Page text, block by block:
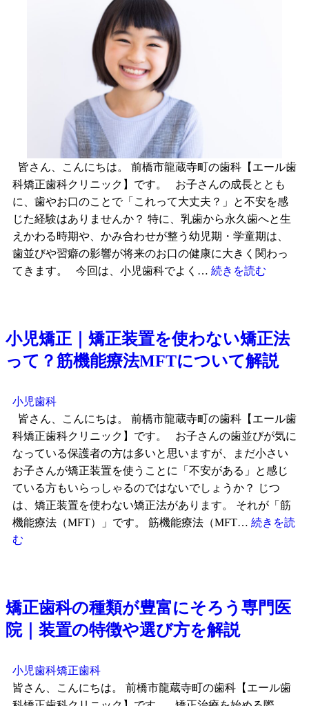
皆さん、こんにちは。 前橋市龍蔵寺町の歯科【エール歯
科矯正歯科クリニック】です。 お子さんの成長ととも
に、歯やお口のことで「これって大丈夫？」と不安を感
じた経験はありませんか？ 特に、乳歯から永久歯へと生
えかわる時期や、かみ合わせが整う幼児期・学童期は、
歯並びや習癖の影響が将来のお口の健康に大きく関わっ
てきます。 今回は、小児歯科でよく… 続きを読む
小児矯正｜矯正装置を使わない矯正法
って？筋機能療法MFTについて解説
小児歯科
皆さん、こんにちは。 前橋市龍蔵寺町の歯科【エール歯
科矯正歯科クリニック】です。 お子さんの歯並びが気に
なっている保護者の方は多いと思いますが、まだ小さい
お子さんが矯正装置を使うことに「不安がある」と感じ
ている方もいらっしゃるのではないでしょうか？ じつ
は、矯正装置を使わない矯正法があります。 それが「筋
機能療法（MFT）」です。 筋機能療法（MFT… 続きを読
む
矯正歯科の種類が豊富にそろう専門医
院｜装置の特徴や選び方を解説
小児歯科矯正歯科
皆さん、こんにちは。 前橋市龍蔵寺町の歯科【エール歯